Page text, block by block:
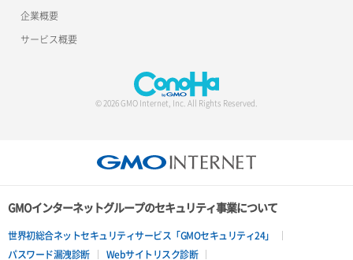
企業概要
サービス概要
© 2026 GMO Internet, Inc. All Rights Reserved.
GMOインターネットグループのセキュリティ事業について
世界初総合ネットセキュリティサービス「GMOセキュリティ24」
パスワード漏洩診断
Webサイトリスク診断